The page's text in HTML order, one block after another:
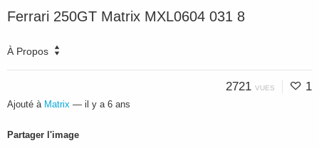
Ferrari 250GT Matrix MXL0604 031 8
À Propos
2721 VUES 1
Ajouté à Matrix — il y a 6 ans
Partager l'image